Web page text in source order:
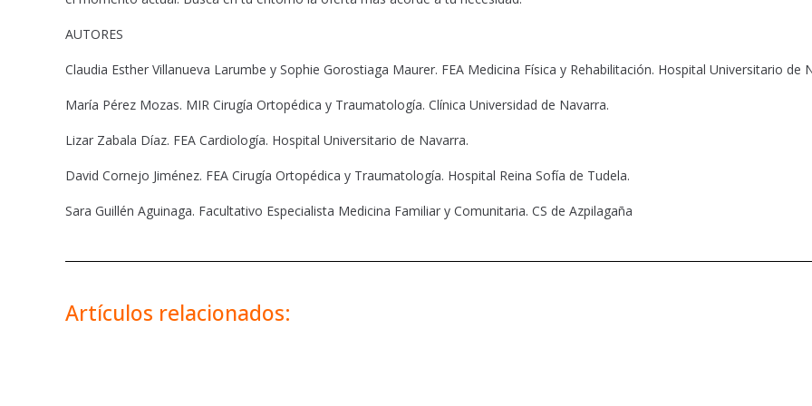
AUTORES
Claudia Esther Villanueva Larumbe y Sophie Gorostiaga Maurer. FEA Medicina Física y Rehabilitación. Hospital Universitario de
María Pérez Mozas. MIR Cirugía Ortopédica y Traumatología. Clínica Universidad de Navarra.
Lizar Zabala Díaz. FEA Cardiología. Hospital Universitario de Navarra.
David Cornejo Jiménez. FEA Cirugía Ortopédica y Traumatología. Hospital Reina Sofía de Tudela.
Sara Guillén Aguinaga. Facultativo Especialista Medicina Familiar y Comunitaria. CS de Azpilagaña
Artículos relacionados: